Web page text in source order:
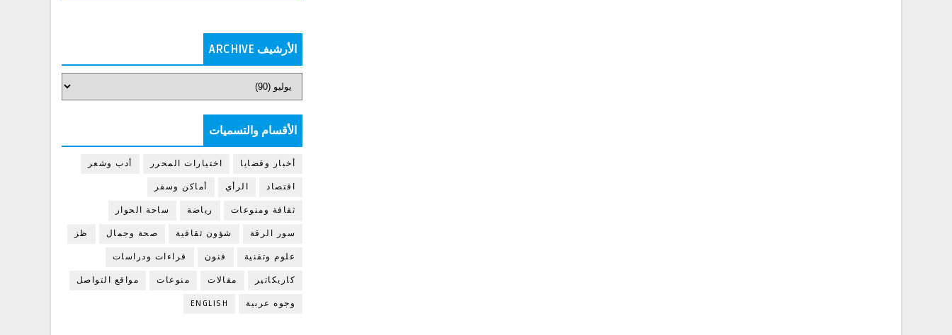
الأرشيف ARCHIVE
الأقسام والتسميات
أخبار وقضايا اختيارات المحرر أدب وشعر
اقتصاد الرأي أماكن وسفر
ثقافة ومنوعات رياضة ساحة الحوار
سور الرقة شؤون ثقافية صحة وجمال ظز
علوم وتقنية فنون قراءات ودراسات
كاريكاتير مقالات منوعات مواقع التواصل
وجوه عربية ENGLISH